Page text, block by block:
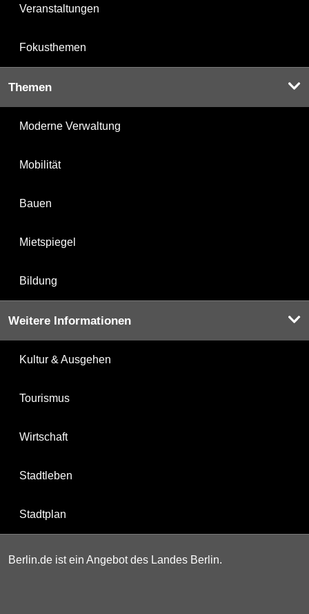
Veranstaltungen
Fokusthemen
Themen
Moderne Verwaltung
Mobilität
Bauen
Mietspiegel
Bildung
Weitere Informationen
Kultur & Ausgehen
Tourismus
Wirtschaft
Stadtleben
Stadtplan
Berlin.de ist ein Angebot des Landes Berlin.